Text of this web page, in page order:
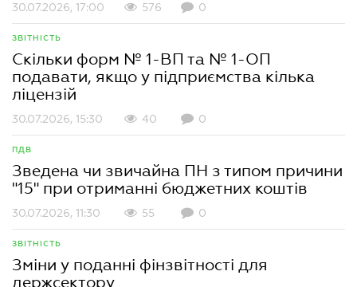
30.07.2026, 17:00 576 0
ЗВІТНІСТЬ
Скільки форм № 1-ВП та № 1-ОП
подавати, якщо у підприємства кілька
ліцензій
30.07.2026, 15:30 40 0
ПДВ
Зведена чи звичайна ПН з типом причини
"15" при отриманні бюджетних коштів
30.07.2026, 11:30 55 0
ЗВІТНІСТЬ
Зміни у поданні фінзвітності для
держсектору